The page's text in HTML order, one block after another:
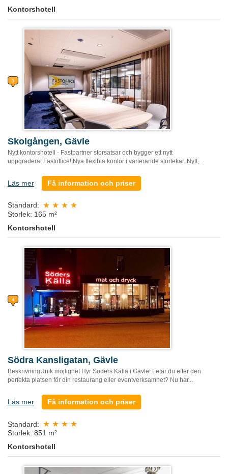
Kontorshotell
Skolgången, Gävle
Nytt kontorshotell - Fastpartner storsatsar och bygger ett nytt
uppgraderat Fastoffice! Nya flexibla kontor i varierande storlekar. Nytt,...
Läs mer Få information och priser
Standard:
Storlek: 165 m²
Kontorshotell
Södra Kansligatan, Gävle
BeskrivningUnik möjlighet Hyr Söders Källa i Gävle! Letar du efter den
perfekta platsen för din restaurang eller eventverksamhet? Nu har...
Läs mer Få information och priser
Standard:
Storlek: 851 m²
Kontorshotell